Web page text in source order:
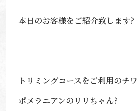
本日のお客様をご紹介致します?
トリミングコースをご利用のチ
ポメラニアンのリリちゃん?